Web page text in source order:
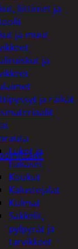
liittimet ja
ja muut
ja
ja räikät
Lukot ja
hakaset
Koukut
Kalustejalat
Kulmat
Sakkelit,
pylpyrät ja
tarvikkeet